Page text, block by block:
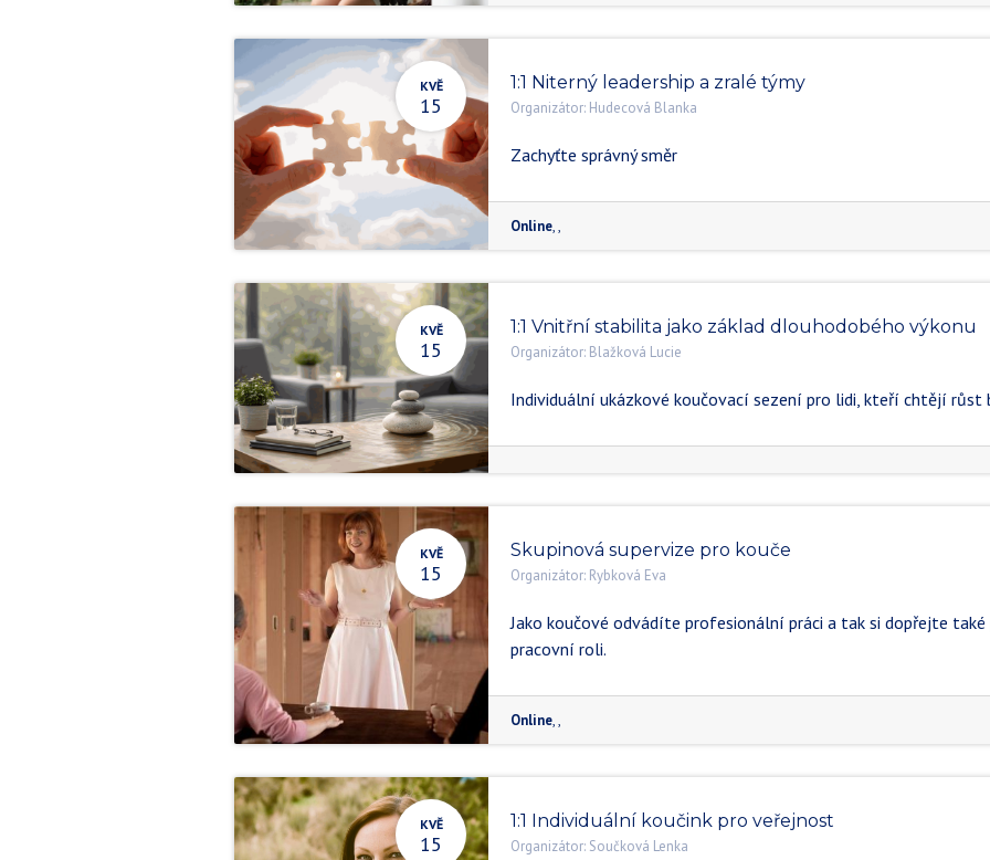
KVĚ
15
1:1 Niterný leadership a zralé týmy
Organizátor: Hudecová Blanka
Zachyťte správný směr
Online,,
KVĚ
15
1:1 Vnitřní stabilita jako základ dlouhodobého výkonu
Organizátor: Blažková Lucie
Individuální ukázkové koučovací sezení pro lidi, kteří chtějí
KVĚ
15
Skupinová supervize pro kouče
Organizátor: Rybková Eva
Jako koučové odvádíte profesionální práci a tak si dopřejte
pracovní roli.
Online,,
KVĚ
15
1:1 Individuální koučink pro veřejnost
Organizátor: Součková Lenka